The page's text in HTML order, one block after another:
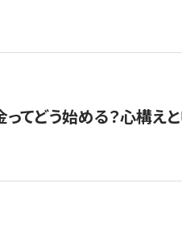
ってどう始める？心構え